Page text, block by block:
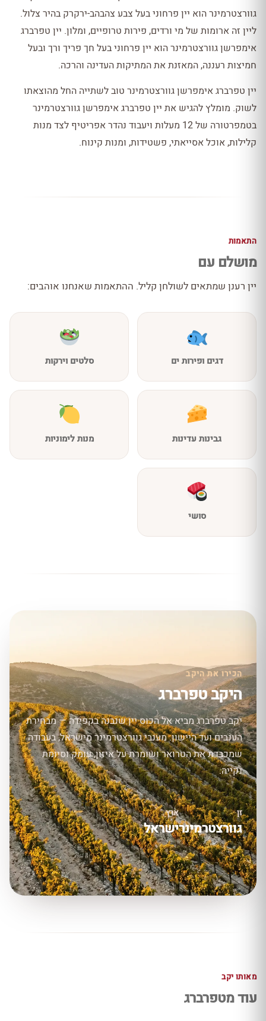
גוורצטרמינר הוא יין פרחוני בעל צבע צהבהב-ירקרק בהיר צלול.
ליין זה ארומות של מי ורדים, פירות טרופיים, ומלון. יין טפרברג
אימפרשן גוורצטרמינר הוא יין פרחוני בעל חך פריך ורך ובעל
חמיצות רעננה, המאזנת את המתיקות העדינה והרכה.
יין טפרברג אימפרשן גוורצטרמינר טוב לשתייה החל מהוצאתו
לשוק. מומלץ להגיש את יין טפרברג אימפרשן גוורצטרמינר
בטמפרטורה של 12 מעלות ויעבוד נהדר אפריטיף לצד מנות
קלילות, אוכל אסייאתי, פשטידות, ומנות קינוח.
התאמות
מושלם עם
יין רענן שמתאים לשולחן קליל. ההתאמות שאנחנו אוהבים:
דגים ופירות ים סלטים וירקות
גבינות עדינות מנות לימוניות
סושי
הכירו את היקב
היקב טפרברג
יקב טפרברג מביא אל הכוס יין שנבנה בקפידה — מבחירת
הענבים ועד היישון. מענבי גוורצטרמינר מישראל, בעבודה
שמכבדת את הטרואר ושומרת על איזון, עומק וסיומת
נקייה.
זן
גוורצטרמינר
ארץ
ישראל
מאותו יקב
עוד מטפרברג